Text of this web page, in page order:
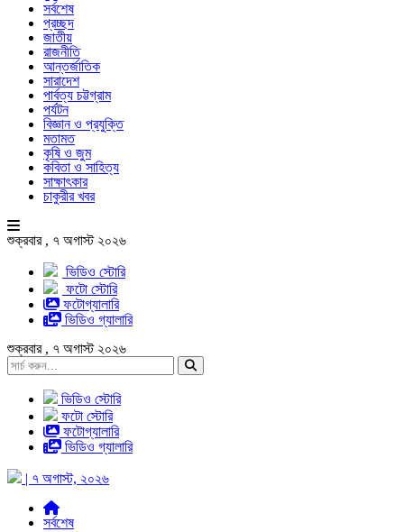
সর্বশেষ
প্রচ্ছদ
জাতীয়
রাজনীতি
আন্তর্জাতিক
সারাদেশ
পার্বত্য চট্টগ্রাম
পর্যটন
বিজ্ঞান ও প্রযুক্তি
মতামত
কৃষি ও জুম
কবিতা ও সাহিত্য
সাক্ষাৎকার
চাকুরীর খবর
শুক্রবার , ৭ অগাস্ট ২০২৬
ভিডিও স্টোরি
ফটো স্টোরি
ফটোগ্যালারি
ভিডিও গ্যালারি
শুক্রবার , ৭ অগাস্ট ২০২৬
ভিডিও স্টোরি
ফটো স্টোরি
ফটোগ্যালারি
ভিডিও গ্যালারি
| ৭ অগাস্ট, ২০২৬
সর্বশেষ